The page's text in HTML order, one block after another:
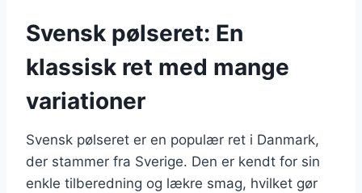
Svensk pølseret: En
klassisk ret med mange
variationer
Svensk pølseret er en populær ret i Danmark,
der stammer fra Sverige. Den er kendt for sin
enkle tilberedning og lækre smag, hvilket gør